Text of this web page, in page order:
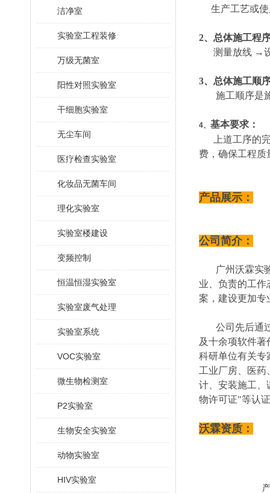
洁净室
实验室工程装修
万级无菌室
阳性对照实验室
干细胞实验室
无尘车间
医疗检查实验室
化妆品无菌车间
理化实验室
实验室楼建设
变频控制
恒温恒湿实验室
实验室废气处理
实验室系统
VOC实验室
微生物检测室
P2实验室
生物安全实验室
动物实验室
HIV实验室
生产工艺或
2、总体施工程
测量放线 →设
3、总体施工顺
施工顺序是施
4、 基本要求：
上道工序的完
费，确保工程质
产品展示：
公司简介：
广州沃霖实
业、负责的工
案，建设更加专
公司先后通
及十余项软件
科研单位有关专
工业厂房、医
计、安装施工、
物许可证"等认
沃霖资质：